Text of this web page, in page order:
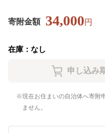
寄附金額 34,000円
在庫：なし
現在お住まいの自治体へ寄附
ません。